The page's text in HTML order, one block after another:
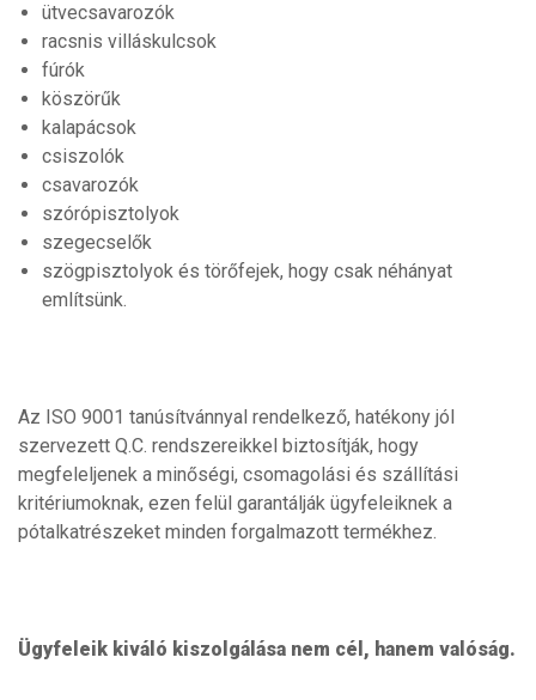
ütvecsavarozók
racsnis villáskulcsok
fúrók
köszörűk
kalapácsok
csiszolók
csavarozók
szórópisztolyok
szegecselők
szögpisztolyok és törőfejek, hogy csak néhányat
említsünk.
Az ISO 9001 tanúsítvánnyal rendelkező, hatékony jól
szervezett Q.C. rendszereikkel biztosítják, hogy
megfeleljenek a minőségi, csomagolási és szállítási
kritériumoknak, ezen felül garantálják ügyfeleiknek a
pótalkatrészeket minden forgalmazott termékhez.
Ügyfeleik kiváló kiszolgálása nem cél, hanem valóság.